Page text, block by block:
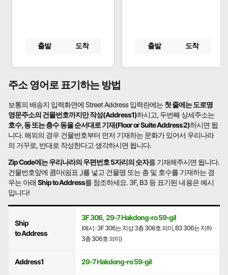
출발 도착 출발 도착
주소 영어로 표기하는 방법
보통의 배송지 입력화면에 Street Address 입력란에는 첫 줄에는 도로명
영문주소의 건물번호까지만 작성(Address1)하시고, 두번째 상세주소는
호수, 동 또는 층수 동을 순서대로 기재(Floor or Suite Address2)하시면 됩
니다. 해외의 경우 건물번호부터 먼저 기재하는 문화가 있어서 우리나라
의 거꾸로, 반대로 작성한다고 생각하시면 됩니다.
Zip Code에는 우리나라의 우편번호 5자리의 숫자를 기재해주시면 됩니다.
건물번호앞에 콤마(쉼표 ,)를 넣고 건물명 또는 층 및 호수를 기재하는 경
우는 아래Ship to Address를 참조하세요. 3F, B3 등 표기된 내용은 예시
입니다!
Ship
to Address
3F 306, 29-7 Hakdong-ro 59-gil
(예시 : 3F 306는 지상 3층 306호 의미, B3 306는 지하
3층 306호 의미)
Address1 29-7 Hakdong-ro 59-gil